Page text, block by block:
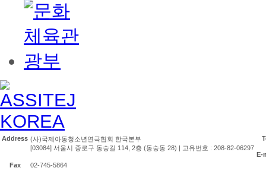
Address (사)국제아동청소년연극협회 한국본부
[03084] 서울시 종로구 동숭길 114, 2층 (동숭동 28) | 고유번호 : 208-82-06297
E-
Fax
02-745-5864